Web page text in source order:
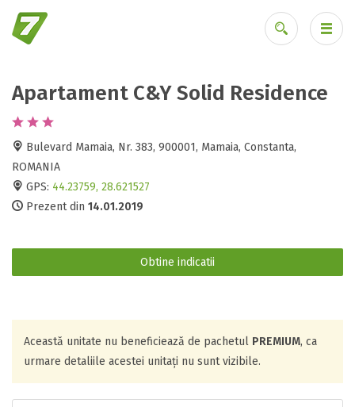
Ai uitat parola?
Apartament C&Y Solid Residence
Bulevard Mamaia, Nr. 383, 900001, Mamaia, Constanta,
ROMANIA
GPS: 44.23759, 28.621527
Prezent din 14.01.2019
Obtine indicatii
Această unitate nu beneficiează de pachetul PREMIUM, ca
urmare detaliile acestei unitați nu sunt vizibile.